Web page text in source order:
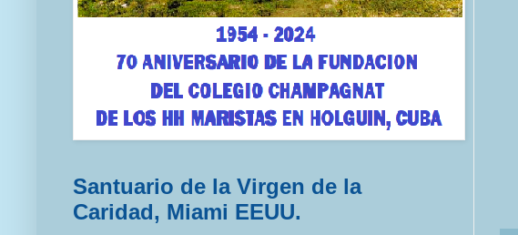
Santuario de la Virgen de la
Caridad, Miami EEUU.